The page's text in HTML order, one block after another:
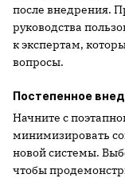
после внедрения.
руководства
к экспертам,
вопросы.
Постепенное
Начните с
минимизировать
новой системы.
чтобы